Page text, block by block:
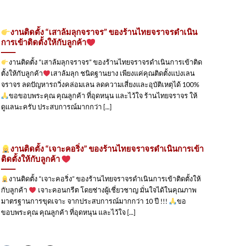
งานติดตั้ง “เสาล้มลุกจราจร” ของร้านไทยจราจรดำเนิน
การเข้าติดตั้ง​ให้กับลูกค้า
งานติดตั้ง “เสาล้มลุกจราจร” ของร้านไทยจราจรดำเนินการเข้าติด
ตั้ง​ให้กับลูกค้า
เสาล้มลุก ชนิดฐานยาง เพียงแค่คุณติดตั้งแบ่งเลน
จราจร ลดปัญหารถวิ่งคล่อมเลน ลดความเสี่ยงและอุบัติเหตุได้ 100%
ขอขอบพระคุณ คุณลูกค้า ที่อุดหนุน และไว้ใจ ร้านไทยจราจร ให้
ดูแลนะครับ ประสบการณ์มากกว่า [...]
งานติดตั้ง “เจาะคอริ่ง” ของร้านไทยจราจรดำเนินการเข้า
ติดตั้ง​ให้กับลูกค้า
งานติดตั้ง “เจาะคอริ่ง” ของร้านไทยจราจรดำเนินการเข้าติดตั้ง​ให้
กับลูกค้า
เจาะคอนกรีต โดยช่างผู้เชี่ยวชาญ มั่นใจได้ในคุณภาพ
มาตรฐานการขุดเจาะ จากประสบการณ์มากกว่า 10 ปี !!!
ขอ
ขอบพระคุณ คุณลูกค้า ที่อุดหนุน และไว้ใจ [...]